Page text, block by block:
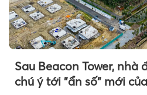
Sau Beacon Tower,
chú ý tới "ẩn số" mới